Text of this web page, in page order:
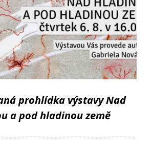
prohlídka výstavy Nad
a pod hladinou země